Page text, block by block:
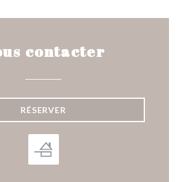
contacter
RÉSERVER